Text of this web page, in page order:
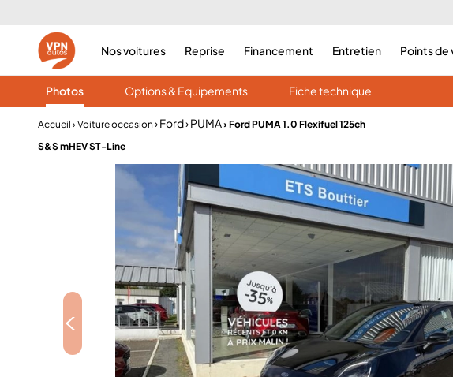
Nos voitures Reprise Financement Entretien Points de
Photos Options & Equipements Fiche technique
Accueil › Voiture occasion › Ford› PUMA› Ford PUMA 1.0 Flexifuel 125ch
S&S mHEV ST-Line
<